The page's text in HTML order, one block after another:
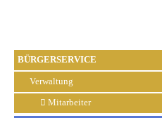
BÜRGERSERVICE
Verwaltung
Mitarbeiter